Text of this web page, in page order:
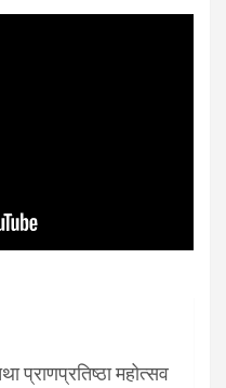
प्राणप्रतिष्ठा महोत्सव